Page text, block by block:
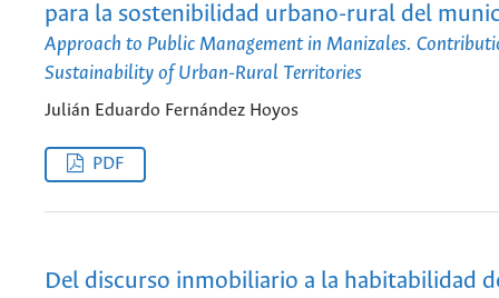
para la sostenibilidad urbano-rural del
Approach to Public Management in Manizales.
Sustainability of Urban-Rural Territories
Julián Eduardo Fernández Hoyos
PDF
Del discurso inmobiliario a la habitabilidad